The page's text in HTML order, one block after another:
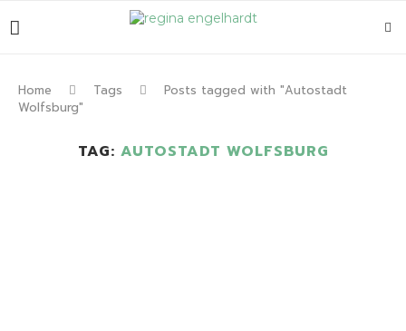
Home Tags
Posts tagged with "Autostadt
Wolfsburg"
TAG: AUTOSTADT WOLFSBURG